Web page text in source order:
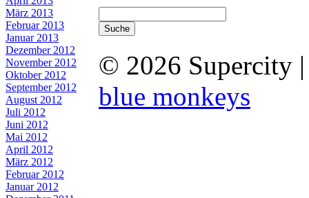
März 2013
Februar 2013
Januar 2013
Dezember 2012
November 2012
Oktober 2012
September 2012
August 2012
Juli 2012
Juni 2012
Mai 2012
April 2012
März 2012
Februar 2012
Januar 2012
© 2026 Supercity
blue monkeys